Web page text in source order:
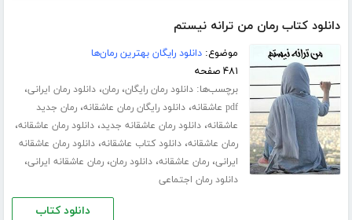
دانلود کتاب رمان من ترانه نیستم
موضوع:دانلود رایگان بهترین رمان‌ها
۴۸۱ صفحه
برچسب‌ها:دانلود رمان رایگان،رمان،دانلود رمان ایرانی،
pdf عاشقانه ،دانلود رایگان رمان عاشقانه،رمان جدید
عاشقانه،دانلود رمان عاشقانه جدید،دانلود رمان عاشقانه،
رمان عاشقانه،دانلود کتاب عاشقانه،دانلود رمان عاشقانه
ایرانی،رمان عاشقانه،دانلود رمان،رمان عاشقانه ایرانی،
دانلود رمان اجتماعی
دانلود کتاب